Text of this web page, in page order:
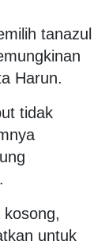
tanazul
Harun.
tidak
untuk